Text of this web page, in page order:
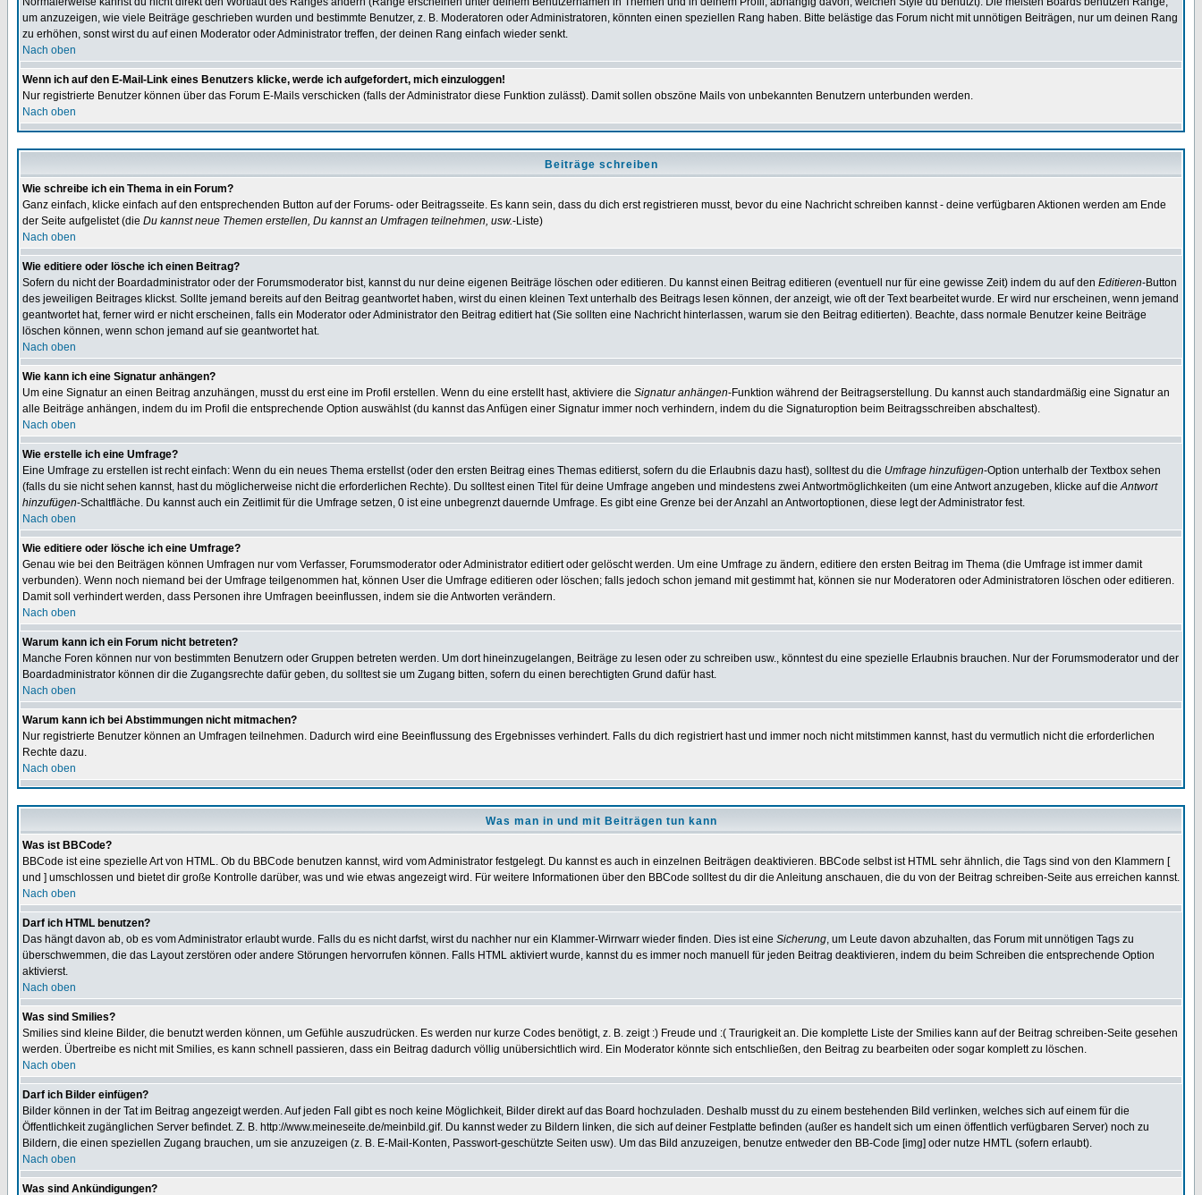
um anzuzeigen, wie viele Beiträge geschrieben wurden und bestimmte Benutzer, z. B. Moderatoren oder Administratoren, könnten einen speziellen Rang haben. Bitte belästige das Forum nicht mit unnötigen Beiträgen, nur um deinen Rang
zu erhöhen, sonst wirst du auf einen Moderator oder Administrator treffen, der deinen Rang einfach wieder senkt.
Nach oben
Wenn ich auf den E-Mail-Link eines Benutzers klicke, werde ich aufgefordert, mich einzuloggen!
Nur registrierte Benutzer können über das Forum E-Mails verschicken (falls der Administrator diese Funktion zulässt). Damit sollen obszöne Mails von unbekannten Benutzern unterbunden werden.
Nach oben
Beiträge schreiben
Wie schreibe ich ein Thema in ein Forum?
Ganz einfach, klicke einfach auf den entsprechenden Button auf der Forums- oder Beitragsseite. Es kann sein, dass du dich erst registrieren musst, bevor du eine Nachricht schreiben kannst - deine verfügbaren Aktionen werden am Ende
der Seite aufgelistet (die Du kannst neue Themen erstellen, Du kannst an Umfragen teilnehmen, usw.-Liste)
Nach oben
Wie editiere oder lösche ich einen Beitrag?
Sofern du nicht der Boardadministrator oder der Forumsmoderator bist, kannst du nur deine eigenen Beiträge löschen oder editieren. Du kannst einen Beitrag editieren (eventuell nur für eine gewisse Zeit) indem du auf den Editieren-Button
des jeweiligen Beitrages klickst. Sollte jemand bereits auf den Beitrag geantwortet haben, wirst du einen kleinen Text unterhalb des Beitrags lesen können, der anzeigt, wie oft der Text bearbeitet wurde. Er wird nur erscheinen, wenn jemand
geantwortet hat, ferner wird er nicht erscheinen, falls ein Moderator oder Administrator den Beitrag editiert hat (Sie sollten eine Nachricht hinterlassen, warum sie den Beitrag editierten). Beachte, dass normale Benutzer keine Beiträge
löschen können, wenn schon jemand auf sie geantwortet hat.
Nach oben
Wie kann ich eine Signatur anhängen?
Um eine Signatur an einen Beitrag anzuhängen, musst du erst eine im Profil erstellen. Wenn du eine erstellt hast, aktiviere die Signatur anhängen-Funktion während der Beitragserstellung. Du kannst auch standardmäßig eine Signatur an
alle Beiträge anhängen, indem du im Profil die entsprechende Option auswählst (du kannst das Anfügen einer Signatur immer noch verhindern, indem du die Signaturoption beim Beitragsschreiben abschaltest).
Nach oben
Wie erstelle ich eine Umfrage?
Eine Umfrage zu erstellen ist recht einfach: Wenn du ein neues Thema erstellst (oder den ersten Beitrag eines Themas editierst, sofern du die Erlaubnis dazu hast), solltest du die Umfrage hinzufügen-Option unterhalb der Textbox sehen
(falls du sie nicht sehen kannst, hast du möglicherweise nicht die erforderlichen Rechte). Du solltest einen Titel für deine Umfrage angeben und mindestens zwei Antwortmöglichkeiten (um eine Antwort anzugeben, klicke auf dieAntwort
hinzufügen-Schaltfläche. Du kannst auch ein Zeitlimit für die Umfrage setzen, 0 ist eine unbegrenzt dauernde Umfrage. Es gibt eine Grenze bei der Anzahl an Antwortoptionen, diese legt der Administrator fest.
Nach oben
Wie editiere oder lösche ich eine Umfrage?
Genau wie bei den Beiträgen können Umfragen nur vom Verfasser, Forumsmoderator oder Administrator editiert oder gelöscht werden. Um eine Umfrage zu ändern, editiere den ersten Beitrag im Thema (die Umfrage ist immer damit
verbunden). Wenn noch niemand bei der Umfrage teilgenommen hat, können User die Umfrage editieren oder löschen; falls jedoch schon jemand mit gestimmt hat, können sie nur Moderatoren oder Administratoren löschen oder editieren.
Damit soll verhindert werden, dass Personen ihre Umfragen beeinflussen, indem sie die Antworten verändern.
Nach oben
Warum kann ich ein Forum nicht betreten?
Manche Foren können nur von bestimmten Benutzern oder Gruppen betreten werden. Um dort hineinzugelangen, Beiträge zu lesen oder zu schreiben usw., könntest du eine spezielle Erlaubnis brauchen. Nur der Forumsmoderator und der
Boardadministrator können dir die Zugangsrechte dafür geben, du solltest sie um Zugang bitten, sofern du einen berechtigten Grund dafür hast.
Nach oben
Warum kann ich bei Abstimmungen nicht mitmachen?
Nur registrierte Benutzer können an Umfragen teilnehmen. Dadurch wird eine Beeinflussung des Ergebnisses verhindert. Falls du dich registriert hast und immer noch nicht mitstimmen kannst, hast du vermutlich nicht die erforderlichen
Rechte dazu.
Nach oben
Was man in und mit Beiträgen tun kann
Was ist BBCode?
BBCode ist eine spezielle Art von HTML. Ob du BBCode benutzen kannst, wird vom Administrator festgelegt. Du kannst es auch in einzelnen Beiträgen deaktivieren. BBCode selbst ist HTML sehr ähnlich, die Tags sind von den Klammern [
und ] umschlossen und bietet dir große Kontrolle darüber, was und wie etwas angezeigt wird. Für weitere Informationen über den BBCode solltest du dir die Anleitung anschauen, die du von der Beitrag schreiben-Seite aus erreichen kannst.
Nach oben
Darf ich HTML benutzen?
Das hängt davon ab, ob es vom Administrator erlaubt wurde. Falls du es nicht darfst, wirst du nachher nur ein Klammer-Wirrwarr wieder finden. Dies ist eine Sicherung, um Leute davon abzuhalten, das Forum mit unnötigen Tags zu
überschwemmen, die das Layout zerstören oder andere Störungen hervorrufen können. Falls HTML aktiviert wurde, kannst du es immer noch manuell für jeden Beitrag deaktivieren, indem du beim Schreiben die entsprechende Option
aktivierst.
Nach oben
Was sind Smilies?
Smilies sind kleine Bilder, die benutzt werden können, um Gefühle auszudrücken. Es werden nur kurze Codes benötigt, z. B. zeigt :) Freude und :( Traurigkeit an. Die komplette Liste der Smilies kann auf der Beitrag schreiben-Seite gesehen
werden. Übertreibe es nicht mit Smilies, es kann schnell passieren, dass ein Beitrag dadurch völlig unübersichtlich wird. Ein Moderator könnte sich entschließen, den Beitrag zu bearbeiten oder sogar komplett zu löschen.
Nach oben
Darf ich Bilder einfügen?
Bilder können in der Tat im Beitrag angezeigt werden. Auf jeden Fall gibt es noch keine Möglichkeit, Bilder direkt auf das Board hochzuladen. Deshalb musst du zu einem bestehenden Bild verlinken, welches sich auf einem für die
Öffentlichkeit zugänglichen Server befindet. Z. B. http://www.meineseite.de/meinbild.gif. Du kannst weder zu Bildern linken, die sich auf deiner Festplatte befinden (außer es handelt sich um einen öffentlich verfügbaren Server) noch zu
Bildern, die einen speziellen Zugang brauchen, um sie anzuzeigen (z. B. E-Mail-Konten, Passwort-geschützte Seiten usw). Um das Bild anzuzeigen, benutze entweder den BB-Code [img] oder nutze HMTL (sofern erlaubt).
Nach oben
Was sind Ankündigungen?